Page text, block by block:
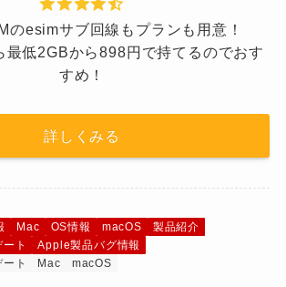
のesimサブ回線もプランも用意！
最低2GBから898円で持てるのでおす
すめ！
詳しくみる
Mac OS情報 macOS
製品紹介
ト
Apple製品バグ情報
ト Mac macOS